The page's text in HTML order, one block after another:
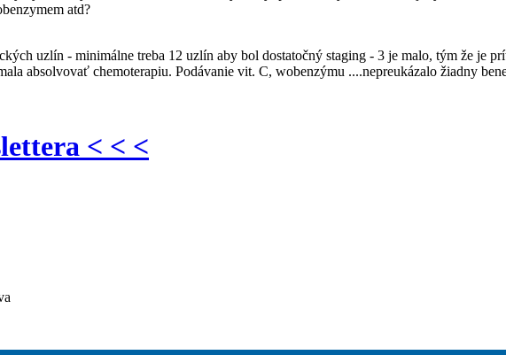
atd?
uzlín - minimálne treba 12 uzlín aby bol dostatočný staging - 3 je malo, tým že je
absolvovať chemoterapiu. Podávanie vit. C, wobenzýmu ....nepreukázalo žiadny
< < <